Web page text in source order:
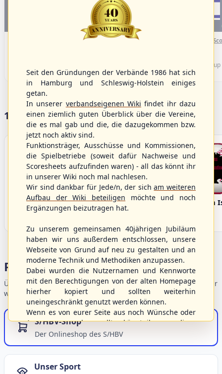
(F)
Box-Score
Germany
WBSC Europe
15:40 Uhr Box-
Championship B Pool 2026 - Group
Spain
17 Vereine im S/HBV
Bargenstedt
Beavers
Elmshorn Alligators Fehmarn
Portalbereiche
Übersicht der Verbandsbereiche – wählen Sie einen Einstieg für
weiterführende Informationen.
S/HBV-Shop
Der Onlineshop des S/HBV
Unser Sport
Seit den Gründungen der Verbände 1986 hat sich
in Hamburg und Schleswig-Holstein einiges
getan.
In unserer verbandseigenen Wiki findet ihr dazu
einen ziemlich guten Überblick über die Vereine,
die es mal gab und die, die dazugekommen bzw.
jetzt noch aktiv sind.
Funktionsträger, Ausschüsse und Kommissionen,
die Spielbetriebe (soweit dafür Nachweise und
Scoresheets aufzufinden waren) - all das könnt ihr
in unserer Wiki noch mal nachlesen.
Wir sind dankbar für Jede/n, der sicham weiteren
Aufbau der Wiki beteiligen möchte und noch
Ergänzungen beizutragen hat.
Zu unserem gemeinsamen 40jährigen Jubiläum
haben wir uns außerdem entschlossen, unsere
Webseite von Grund auf neu zu gestalten und an
moderne Technik und Methodiken anzupassen.
Dabei wurden die Nutzernamen und Kennworte
mit den Berechtigungen von der alten Homepage
hierher kopiert und sollten weiterhin
uneingeschränkt genutzt werden können.
Wenn es von eurer Seite aus noch Wünsche oder
Anregungen geben sollte, könnt ihr uns diese
gerne an die Verbandsadresse
schicken.